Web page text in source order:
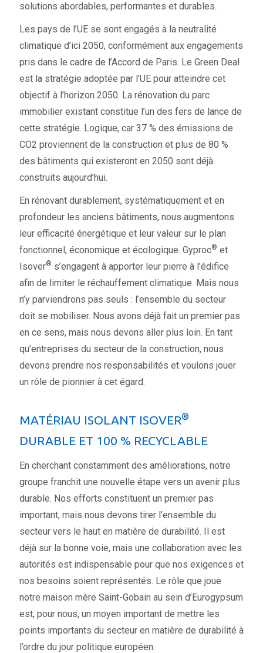
solutions abordables, performantes et durables.
Les pays de l’UE se sont engagés à la neutralité
climatique d’ici 2050, conformément aux engagements
pris dans le cadre de l’Accord de Paris. Le Green Deal
est la stratégie adoptée par l’UE pour atteindre cet
objectif à l’horizon 2050. La rénovation du parc
immobilier existant constitue l’un des fers de lance de
cette stratégie. Logique, car 37 % des émissions de
CO2 proviennent de la construction et plus de 80 %
des bâtiments qui existeront en 2050 sont déjà
construits aujourd’hui.
En rénovant durablement, systématiquement et en
profondeur les anciens bâtiments, nous augmentons
leur efficacité énergétique et leur valeur sur le plan
fonctionnel, économique et écologique. Gyproc® et
Isover® s’engagent à apporter leur pierre à l’édifice
afin de limiter le réchauffement climatique. Mais nous
n’y parviendrons pas seuls : l’ensemble du secteur
doit se mobiliser. Nous avons déjà fait un premier pas
en ce sens, mais nous devons aller plus loin. En tant
qu’entreprises du secteur de la construction, nous
devons prendre nos responsabilités et voulons jouer
un rôle de pionnier à cet égard.
MATÉRIAU ISOLANT ISOVER®
DURABLE ET 100 % RECYCLABLE
En cherchant constamment des améliorations, notre
groupe franchit une nouvelle étape vers un avenir plus
durable. Nos efforts constituent un premier pas
important, mais nous devons tirer l’ensemble du
secteur vers le haut en matière de durabilité. Il est
déjà sur la bonne voie, mais une collaboration avec les
autorités est indispensable pour que nos exigences et
nos besoins soient représentés. Le rôle que joue
notre maison mère Saint-Gobain au sein d’Eurogypsum
est, pour nous, un moyen important de mettre les
points importants du secteur en matière de durabilité à
l’ordre du jour politique européen.